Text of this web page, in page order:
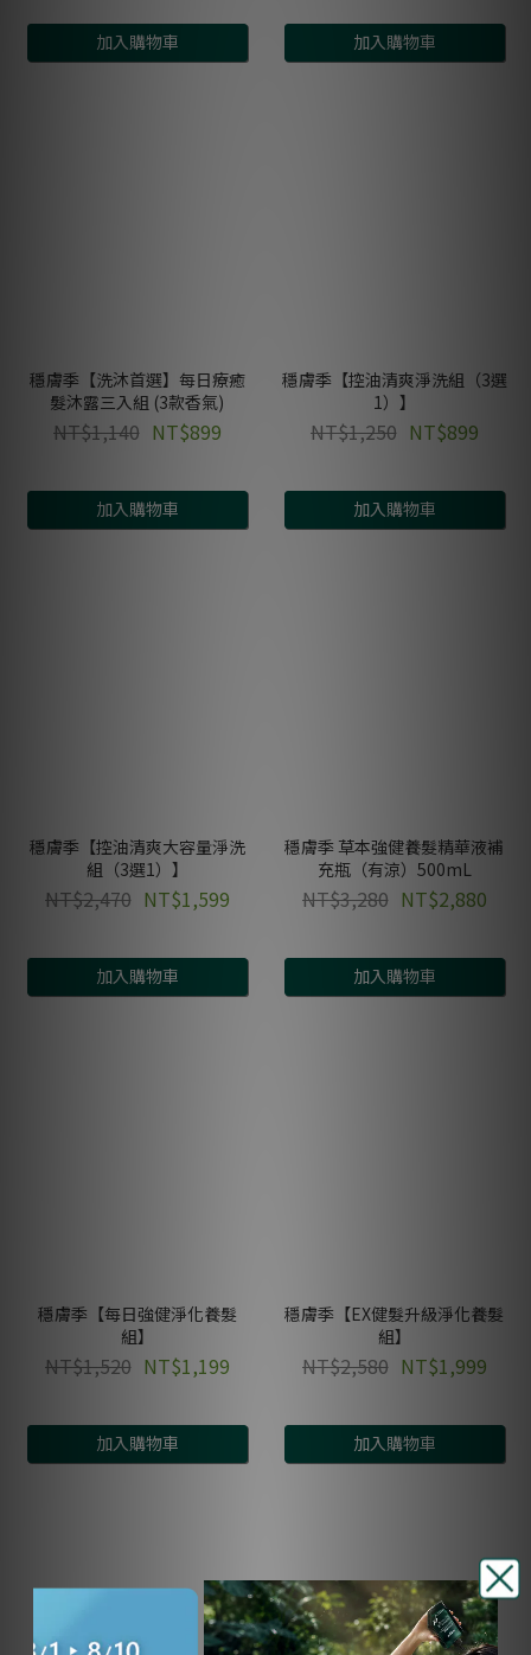
加入購物車 加入購物車
穩膚季【洗沐首選】每日療癒
髮沐露三入組 (3款香氣)
NT$899
NT$1,140
加入購物車
穩膚季【控油清爽淨洗組（3選
1）】
NT$899
NT$1,250
加入購物車
穩膚季【控油清爽大容量淨洗
組（3選1）】
NT$1,599
NT$2,470
加入購物車
穩膚季 草本強健養髮精華液補
充瓶（有涼）500mL
NT$2,880
NT$3,280
加入購物車
穩膚季【每日強健淨化養髮
組】
NT$1,199
NT$1,520
加入購物車
穩膚季【EX健髮升級淨化養髮
組】
NT$1,999
NT$2,580
加入購物車